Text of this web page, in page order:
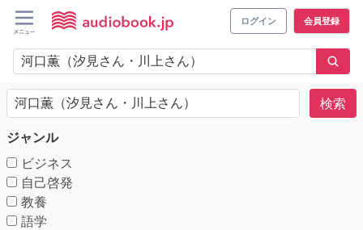
ログイン 会員登録
検索
ジャンル
ビジネス
自己啓発
教養
語学